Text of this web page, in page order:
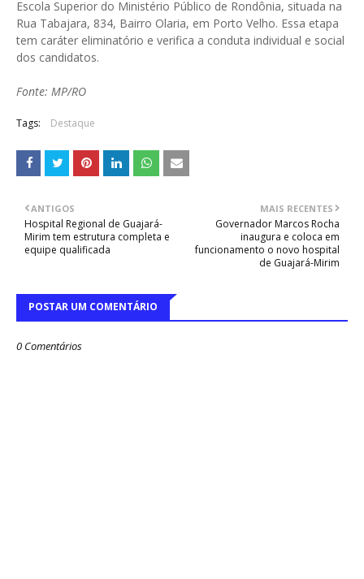
Escola Superior do Ministério Público de Rondônia, situada na
Rua Tabajara, 834, Bairro Olaria, em Porto Velho. Essa etapa
tem caráter eliminatório e verifica a conduta individual e social
dos candidatos.
Fonte: MP/RO
Tags: Destaque
MAIS RECENTES
Governador Marcos Rocha
inaugura e coloca em
funcionamento o novo hospital
de Guajará-Mirim
ANTIGOS
Hospital Regional de Guajará-
Mirim tem estrutura completa e
equipe qualificada
POSTAR UM COMENTÁRIO
0 Comentários